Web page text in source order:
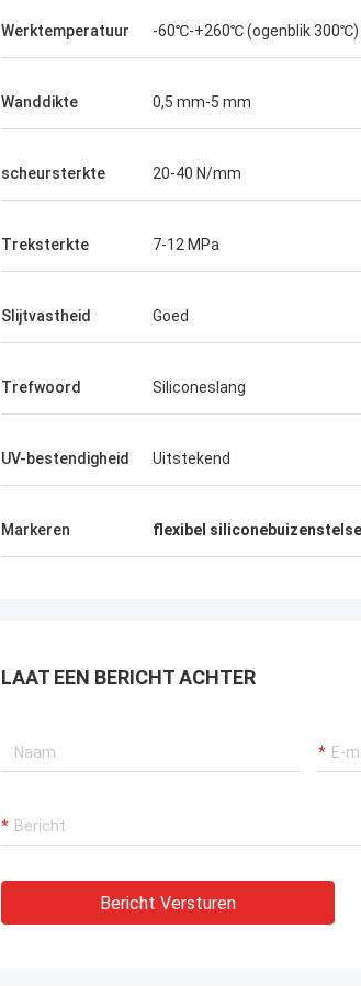
Werktemperatuur -60℃-+260℃ (ogenblik 300℃)
Wanddikte 0,5 mm-5 mm
scheursterkte 20-40 N/mm
Treksterkte 7-12 MPa
Slijtvastheid Goed
Trefwoord Siliconeslang
UV-bestendigheid Uitstekend
Markeren flexibel siliconebuizenstelsel
LAAT EEN BERICHT ACHTER
Bericht Versturen